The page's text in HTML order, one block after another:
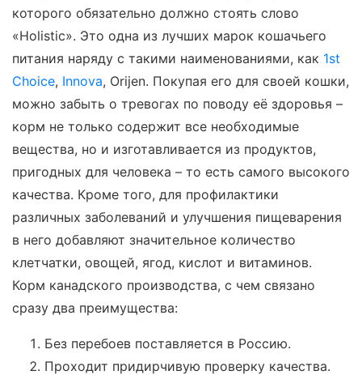
которого обязательно должно стоять слово
«Holistic». Это одна из лучших марок кошачьего
питания наряду с такими наименованиями, как 1st
Choice, Innova, Orijen. Покупая его для своей кошки,
можно забыть о тревогах по поводу её здоровья –
корм не только содержит все необходимые
вещества, но и изготавливается из продуктов,
пригодных для человека – то есть самого высокого
качества. Кроме того, для профилактики
различных заболеваний и улучшения пищеварения
в него добавляют значительное количество
клетчатки, овощей, ягод, кислот и витаминов.
Корм канадского производства, с чем связано
сразу два преимущества:
Без перебоев поставляется в Россию.
Проходит придирчивую проверку качества.